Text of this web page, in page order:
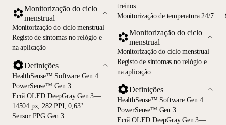
Monitorização do ciclo
menstrual
Monitorização do ciclo menstrual
Registo de sintomas no relógio e
na aplicação
Definições
HealthSense™ Software Gen 4
PowerSense™ Gen 3
Ecrã OLED DeepGray Gen 3—
14504 px, 282 PPI, 0,63"
Sensor PPG Gen 3
treinos
Monitorização de temperatura 24/7
Monitorização do ciclo
menstrual
Monitorização do ciclo menstrual
Registo de sintomas no relógio e
na aplicação
Definições
HealthSense™ Software Gen 4
PowerSense™ Gen 3
Ecrã OLED DeepGray Gen 3—